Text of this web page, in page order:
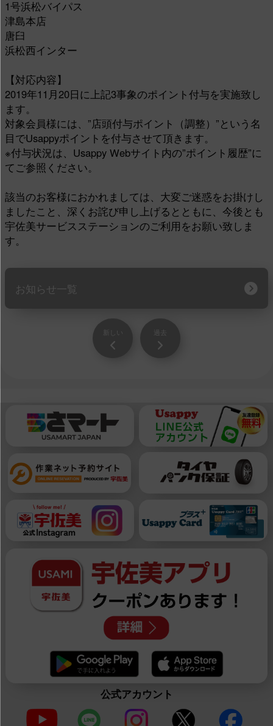
1号浜松バイパス
津島本店
唐臼
浜松西インター
【対応内容】
2019年11月20日に上記3事象のポイント付与を実施致し
ます。
対象会員様には、”店頭付与ポイント（調整）”という名
目でUsappyポイントを付与させて頂きます。
※付与状況は、Usappy Webサイト内の”ポイント履歴”に
てご参照ください。
該当のお客様におかれましては、大変ご迷惑をお掛けし
ましたこと、深くお詫び申し上げるとともに、今後とも
宇佐美サービスステーションのご利用をお願い致しま
す。
お知らせ一覧
新しい 過去
公式アカウント